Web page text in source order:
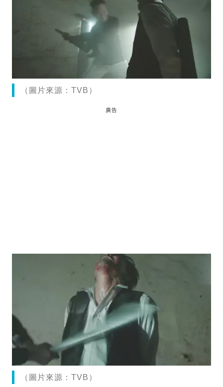
（圖片來源：TVB）
廣告
（圖片來源：TVB）